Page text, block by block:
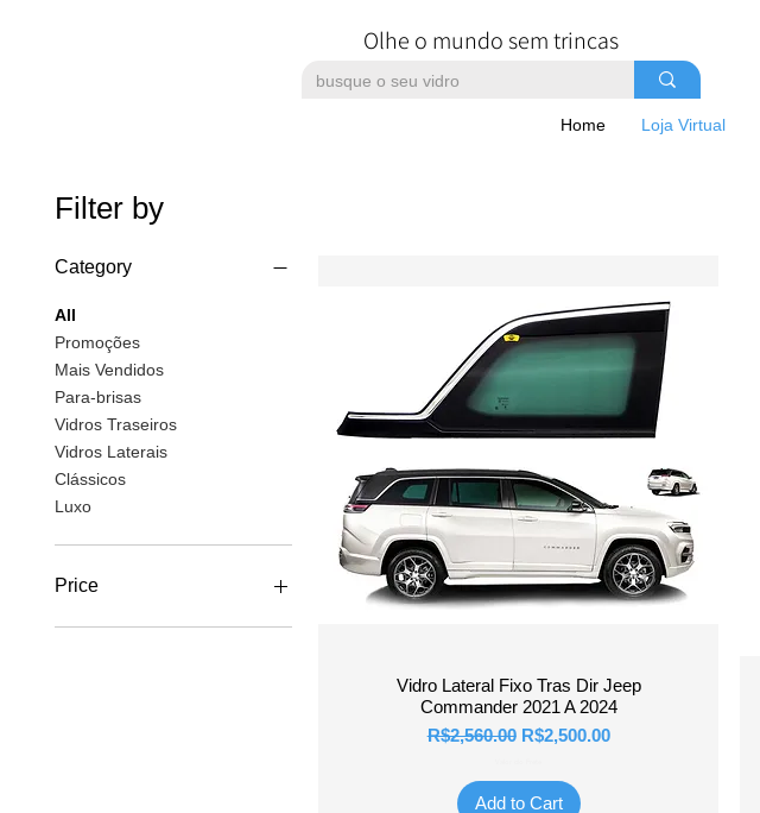
Olhe o mundo sem trincas
Home Loja Virtual
Filter by
Category
All
Promoções
Mais Vendidos
Para-brisas
Vidros Traseiros
Vidros Laterais
Clássicos
Luxo
Price
Quick View
Vidro Lateral Fixo Tras Dir Jeep
Commander 2021 A 2024
Regular Price
R$2,560.00 Sale Price
R$2,500.00
Add to Cart